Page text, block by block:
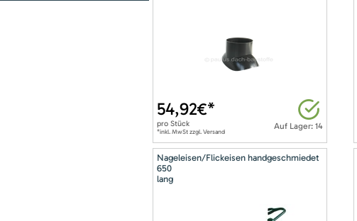
Auf Lager: 14
54,92€*
pro Stück
*inkl. MwSt zzgl. Versand
Nageleisen/Flickeisen handgeschmiedet
650
lang